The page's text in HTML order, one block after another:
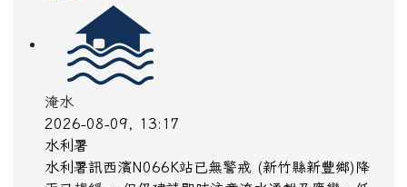
台灣自來水公司
為提升供水穩定度、降低管線漏水風 險並確保民眾
用水水質安全，辦理南區興大路等汰換管線工程，以
強化整體供水系統效能，提供更安心可靠之用水服
務。